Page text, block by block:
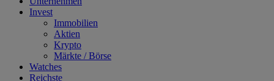
Invest
Immobilien
Aktien
Krypto
Märkte / Börse
Watches
Reichste